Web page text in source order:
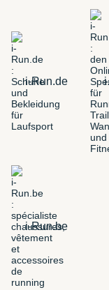
i-Run.de
i-Run.be